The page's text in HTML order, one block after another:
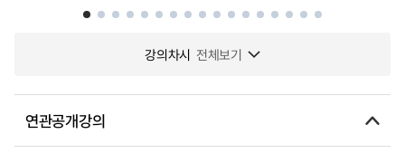
강의차시 전체보기
연관공개강의